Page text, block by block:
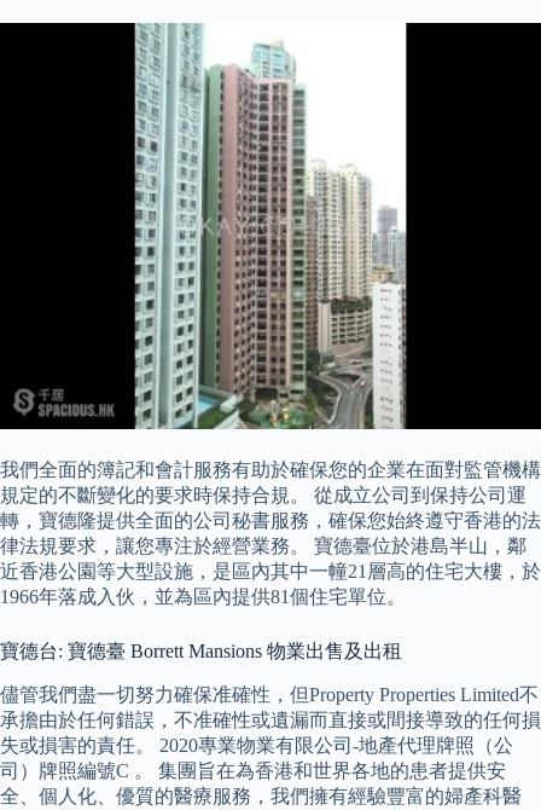
我們全面的簿記和會計服務有助於確保您的企業在面對監管機構
規定的不斷變化的要求時保持合規。 從成立公司到保持公司運
轉，寶德隆提供全面的公司秘書服務，確保您始終遵守香港的法
律法規要求，讓您專注於經營業務。 寶德臺位於港島半山，鄰
近香港公園等大型設施，是區內其中一幢21層高的住宅大樓，於
1966年落成入伙，並為區內提供81個住宅單位。
寶德台: 寶德臺 Borrett Mansions 物業出售及出租
儘管我們盡一切努力確保准確性，但Property Properties Limited不
承擔由於任何錯誤，不准確性或遺漏而直接或間接導致的任何損
失或損害的責任。 2020專業物業有限公司-地產代理牌照（公
司）牌照編號C 。 集團旨在為香港和世界各地的患者提供安
全、個人化、優質的醫療服務，我們擁有經驗豐富的婦產科醫